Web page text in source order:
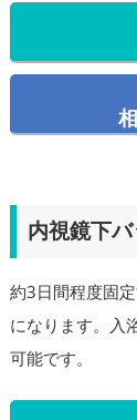
内視鏡下
約3日間程度固
になります。入
可能です。